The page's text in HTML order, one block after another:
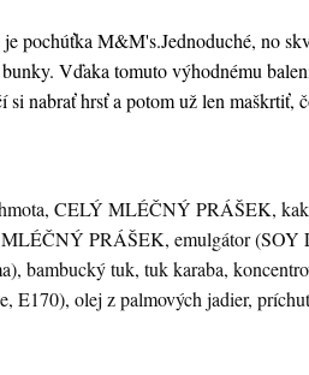
pochúťka M&M's.Jednoduché, no
Vďaka tomuto výhodnému
si nabrať hrsť a potom už len maškrtiť,
CELÝ MLÉČNÝ PRÁŠEK,
MLÉČNÝ PRÁŠEK, emulgátor
bambucký tuk, tuk karaba,
E170), olej z palmových jadier,